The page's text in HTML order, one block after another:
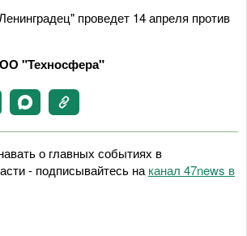
проведет 14 апреля против
"Техносфера"
о главных событиях в
- подписывайтесь на канал 47news в